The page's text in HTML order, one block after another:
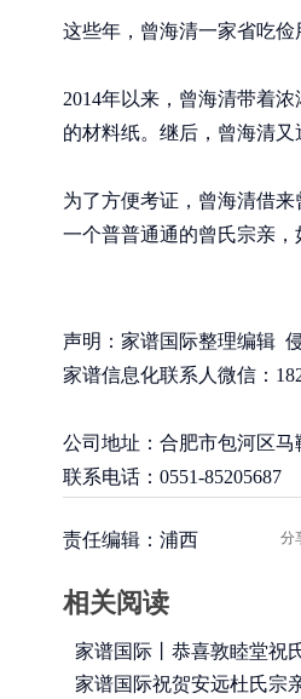
这些年，曾海清一家省吃俭
2014年以来，曾海清带着
的材料纸。继后，曾海清又
为了方便考证，曾海清借来
一个普普通通的曾氏宗亲，
声明：家谱国际整理编辑
家谱信息化联系人微信：
公司地址：合肥市包河区马
联系电话：0551-85205687
责任编辑：浦西 分
相关阅读
家谱国际丨恭喜敦睦堂祝
家谱国际祝贺安远杜氏宗